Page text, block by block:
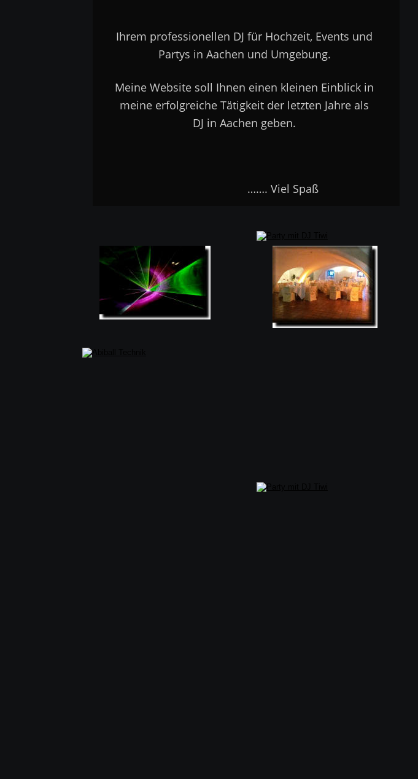
Ihrem professionellen DJ für Hochzeit, Events und
Partys in Aachen und Umgebung.
Meine Website soll Ihnen einen kleinen Einblick in
meine erfolgreiche Tätigkeit der letzten Jahre als
DJ in Aachen geben.
                         ……. Viel Spaß